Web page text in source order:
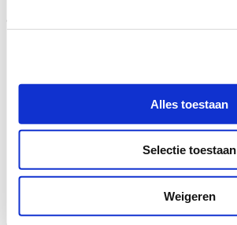
Alles toestaan
Selectie toestaan
Weigeren